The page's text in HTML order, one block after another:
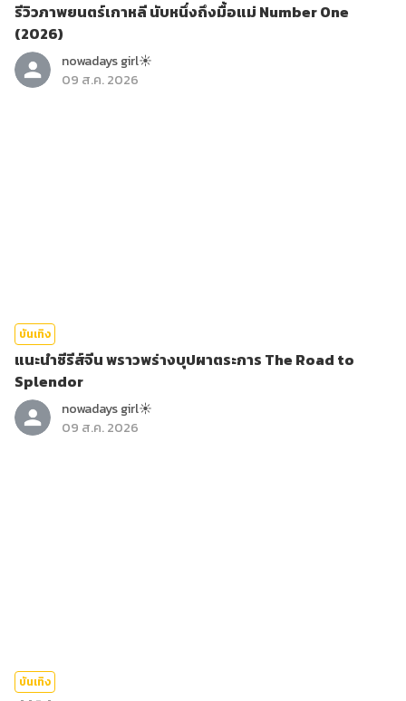
รีวิวภาพยนตร์เกาหลี นับหนึ่งถึงมื้อแม่ Number One
(2026)
nowadays girl☀︎︎
09 ส.ค. 2026
บันเทิง
แนะนำซีรีส์จีน พราวพร่างบุปผาตระการ The Road to
Splendor
nowadays girl☀︎︎
09 ส.ค. 2026
บันเทิง